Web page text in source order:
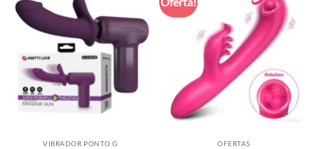
VIBRADOR PONTO G OFERTAS